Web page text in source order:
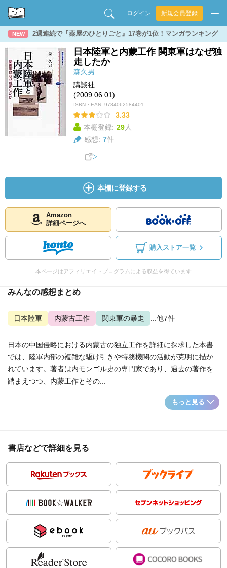
ログイン 新規会員登録
NEW 2週連続で『薬屋のひとりごと』17巻が1位！マンガランキング
日本陸軍と内蒙工作 関東軍はなぜ独
走したか
森久男
講談社
(2009.06.01)
ISBN・EAN: 9784062584401
3.33
本棚登録: 29人
感想: 7件
本棚に登録する
Amazon
詳細ページへ
購入ストア一覧
本ページはアフィリエイトプログラムによる収益を得ています
みんなの感想まとめ
日本陸軍 内蒙古工作 関東軍の暴走 ...他7件
日本の中国侵略における内蒙古の独立工作を詳細に探求した本書
では、陸軍内部の複雑な駆け引きや特務機関の活動が克明に描か
れています。著者は内モンゴル史の専門家であり、過去の著作を
踏まえつつ、内蒙工作とその...
もっと見る
書店などで詳細を見る